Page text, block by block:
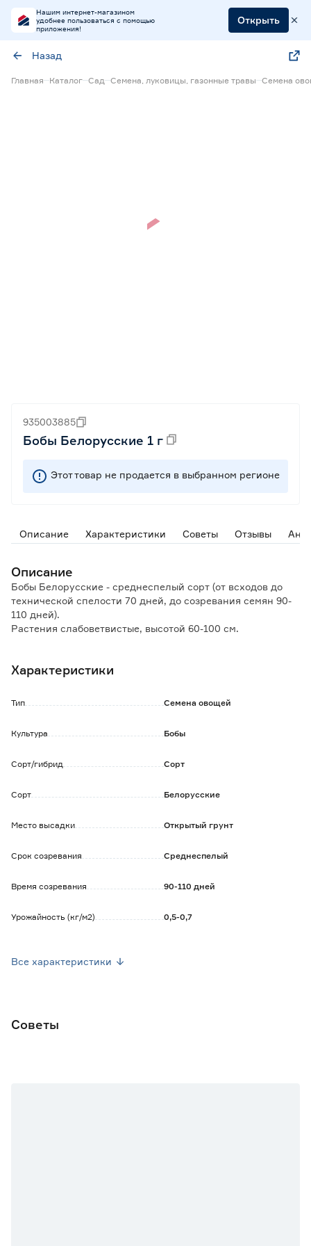
Нашим интернет-магазином
удобнее пользоваться с помощью
приложения!
Открыть
Назад
Главная Каталог Сад Семена, луковицы, газонные травы Семена
935003885
Бобы Белорусские 1 г
Этот товар не продается в выбранном регионе
Описание Характеристики Советы Отзывы
Описание
Бобы Белорусские - среднеспелый сорт (от всходов до
технической спелости 70 дней, до созревания семян 90-
110 дней).
Растения слабоветвистые, высотой 60-100 см.
мясистыми створками.
Урожайность 0,5-0,7 кг/м2.
консервированном виде.
Характеристики
Тип Семена овощей
Культура Бобы
Сорт/гибрид Сорт
Сорт Белорусские
Место высадки Открытый грунт
Срок созревания Среднеспелый
Время созревания 90-110 дней
Урожайность (кг/м2) 0,5-0,7
Все характеристики
Советы